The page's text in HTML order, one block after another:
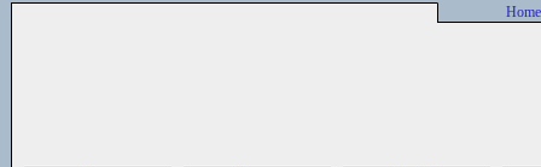
Home